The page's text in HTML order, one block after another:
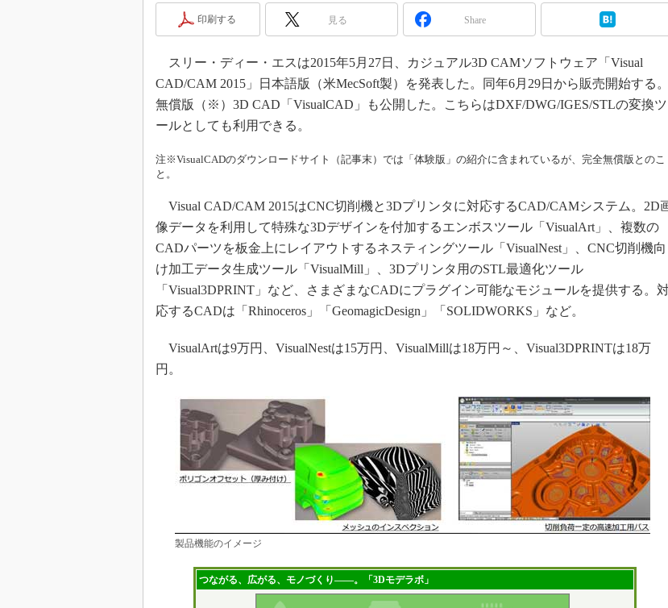
EdgeTech+
産業オープンネット展
ISO26262
無償設計ツール
3Dプリンタ
デジタルツインとCAE
インダストリー4.0
製造業ビッグデータ
植物工場
知財マネジメント
海外生産
印刷する 見る Share
スリー・ディー・エスは2015年5月27日、カジュアル3D CAMソフトウェア「Visual
CAD/CAM 2015」日本語版（米MecSoft製）を発表した。同年6月29日から販売開始する。
無償版（※）3D CAD「VisualCAD」も公開した。こちらはDXF/DWG/IGES/STLの変換ツ
ールとしても利用できる。
注※VisualCADのダウンロードサイト（記事末）では「体験版」の紹介に含まれているが、完全無償版とのこ
と。
Visual CAD/CAM 2015はCNC切削機と3Dプリンタに対応するCAD/CAMシステム。2D
像データを利用して特殊な3Dデザインを付加するエンボスツール「VisualArt」、複数の
CADパーツを板金上にレイアウトするネスティングツール「VisualNest」、CNC切削機向
け加工データ生成ツール「VisualMill」、3Dプリンタ用のSTL最適化ツール
「Visual3DPRINT」など、さまざまなCADにプラグイン可能なモジュールを提供する。
応するCADは「Rhinoceros」「GeomagicDesign」「SOLIDWORKS」など。
VisualArtは9万円、VisualNestは15万円、VisualMillは18万円～、Visual3DPRINTは18万
円。
製品機能のイメージ
つながる、広がる、モノづくり――。「3Dモデラボ」